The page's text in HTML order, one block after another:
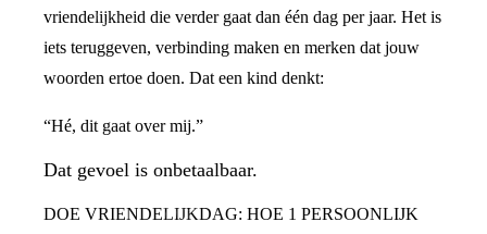
vriendelijkheid die verder gaat dan één dag per jaar. Het is
iets teruggeven, verbinding maken en merken dat jouw
woorden ertoe doen. Dat een kind denkt:
“Hé, dit gaat over mij.”
Dat gevoel is onbetaalbaar.
DOE VRIENDELIJKDAG: HOE 1 PERSOONLIJK